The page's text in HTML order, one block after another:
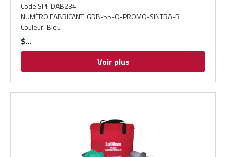
Code SPI: DAB234
NUMÉRO FABRICANT: GDB-55-O-PROMO-SINTRA-R
Couleur: Bleu
$
Voir plus